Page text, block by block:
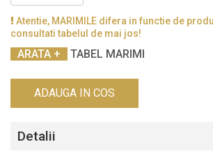
Atentie, MARIMILE difera in functie de
consultati tabelul de mai jos!
TABEL MARIMI
ADAUGA IN COS
Detalii